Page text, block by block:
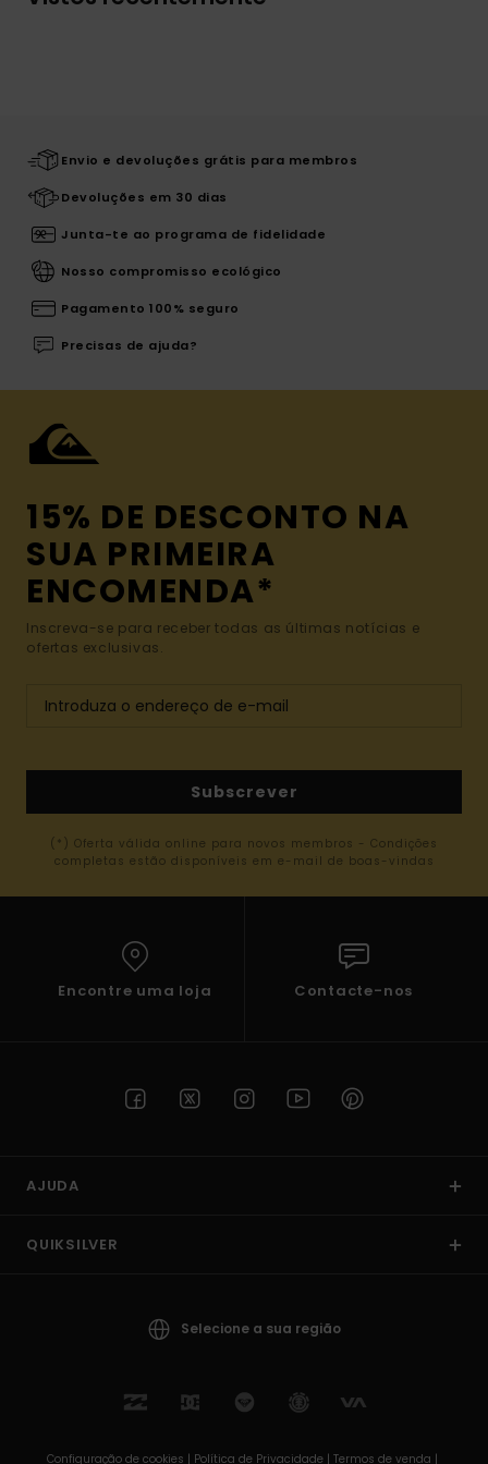
Envio e devoluções grátis para membros
Devoluções em 30 dias
Junta-te ao programa de fidelidade
Nosso compromisso ecológico
Pagamento 100% seguro
Precisas de ajuda?
15% DE DESCONTO NA
SUA PRIMEIRA
ENCOMENDA*
Inscreva-se para receber todas as últimas notícias e
ofertas exclusivas.
Subscrever
(*) Oferta válida online para novos membros - Condições
completas estão disponíveis em e-mail de boas-vindas
Encontre uma loja Contacte-nos
AJUDA
QUIKSILVER
Selecione a sua região
Configuração de cookies | Política de Privacidade | Termos de venda |